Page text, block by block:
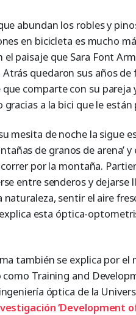
abundan los robles y
en bicicleta es mucho
paisaje que Sara Font
Atrás quedaron sus años
comparte con su
a la bici que le están
mesita de noche la sigue
de granos de arena’
por la montaña.
entre senderos y dejarse
sentir el aire
esta óptica-
también se explica por el
Training and
óptica de la
‘Development